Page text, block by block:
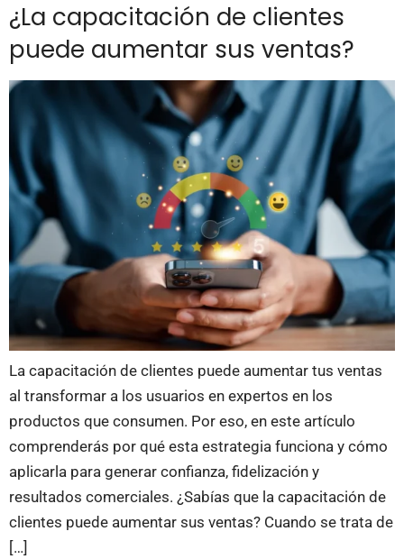
¿La capacitación de clientes
puede aumentar sus ventas?
La capacitación de clientes puede aumentar tus ventas
al transformar a los usuarios en expertos en los
productos que consumen. Por eso, en este artículo
comprenderás por qué esta estrategia funciona y cómo
aplicarla para generar confianza, fidelización y
resultados comerciales. ¿Sabías que la capacitación de
clientes puede aumentar sus ventas? Cuando se trata de
[…]